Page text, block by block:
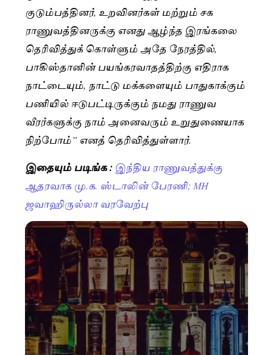
குடும்பத்தினர், உறவினர்கள் மற்றும் சக
ராணுவத்தினருக்கு எனது ஆழ்ந்த இரங்கலை
தெரிவித்துக் கொள்ளும் அதே நேரத்தில்,
பாகிஸ்தானின் பயங்கரவாதத்திற்கு எதிராக
நாட்டையும், நாட்டு மக்களையும் பாதுகாக்கும்
பணியில் ஈடுபட்டிருக்கும் நமது ராணுவ
வீரர்களுக்கு நாம் அனைவரும் உறுதுணையாக
நிற்போம்” எனத் தெரிவித்துள்ளார்.
இதையும் படிங்க : இந்திய ராணுவத்துக்கு
ஆதரவாக மு.க. ஸ்டாலின் பேரணி; MH
ஜவாஹிருல்லா வரவேற்பு